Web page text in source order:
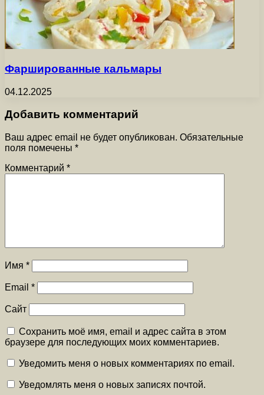
Фаршированные кальмары
04.12.2025
Добавить комментарий
Ваш адрес email не будет опубликован. Обязательные
поля помечены *
Комментарий *
Имя *
Email *
Сайт
Сохранить моё имя, email и адрес сайта в этом
браузере для последующих моих комментариев.
Уведомить меня о новых комментариях по email.
Уведомлять меня о новых записях почтой.